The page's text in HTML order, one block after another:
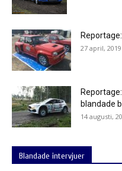
27 april, 2019
blandade
14 augusti,
Blandade intervjuer